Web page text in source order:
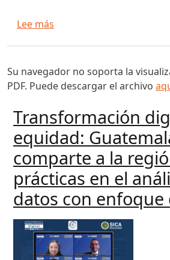
Lee más
Su navegador no soporta la
PDF. Puede descargar el archivo
Transformación
equidad:
comparte a la
prácticas en el
datos con enfoque